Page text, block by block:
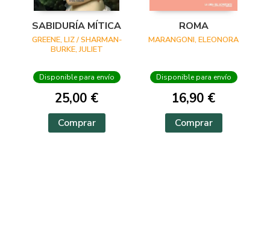
SABIDURÍA MÍTICA
GREENE, LIZ / SHARMAN-
BURKE, JULIET
Disponible para envío
25,00 €
Comprar
ROMA
MARANGONI, ELEONORA
Disponible para envío
16,90 €
Comprar